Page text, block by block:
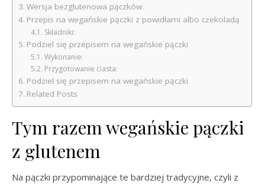
Wersja bezglutenowa pączków
Przepis na wegańskie pączki z powidłami albo czekoladą
Składniki:
Podziel się przepisem na wegańskie pączki
Wykonanie:
Przygotowanie ciasta:
Podziel się przepisem na wegańskie pączki
Related Posts
Tym razem wegańskie pączki
z glutenem
Na pączki przypominające te bardziej tradycyjne, czyli z